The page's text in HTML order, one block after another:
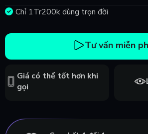
Chỉ 1Tr200k dùng trọn đời
Tư vấn miễn
Giá có thể tốt hơn khi
gọi